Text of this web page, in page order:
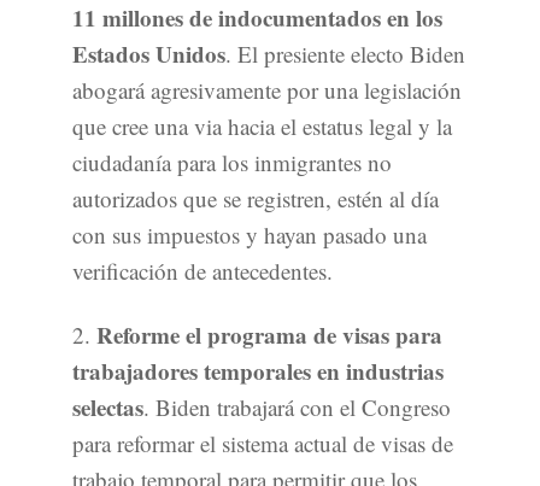
11 millones de indocumentados en los
Estados Unidos. El presiente electo Biden
abogará agresivamente por una legislación
que cree una via hacia el estatus legal y la
ciudadanía para los inmigrantes no
autorizados que se registren, estén al día
con sus impuestos y hayan pasado una
verificación de antecedentes.
2. Reforme el programa de visas para
trabajadores temporales en industrias
selectas. Biden trabajará con el Congreso
para reformar el sistema actual de visas de
trabajo temporal para permitir que los